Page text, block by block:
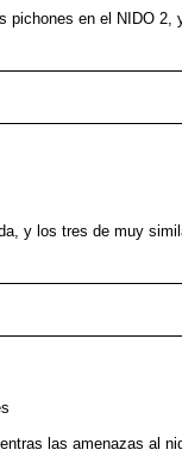
en el NIDO
y los tres de muy
las amenazas al